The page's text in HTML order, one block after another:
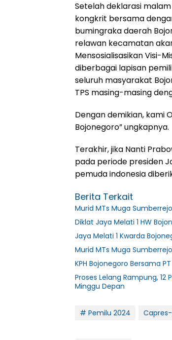
Setelah deklarasi
kongkrit bersama
bumingraka daerah
relawan kecamatan
Mensosialisasikan Visi-
diberbagai lapisan
seluruh masyarakat
TPS masing-masing
Dengan demikian, kami
Bojonegoro” ungkapnya.
Terakhir, jika Nanti
pada periode presiden
pemuda indonesia
Berita Terkait
Murid MTs Muga
Diklat Jaya Melati 1 HW
Jaya Melati 1 Kwarda
Murid MTs Muga
KPH Bojonegoro Bersama
Proses Lelang Rampung,
Minggu Depan
# Pemilu 2024